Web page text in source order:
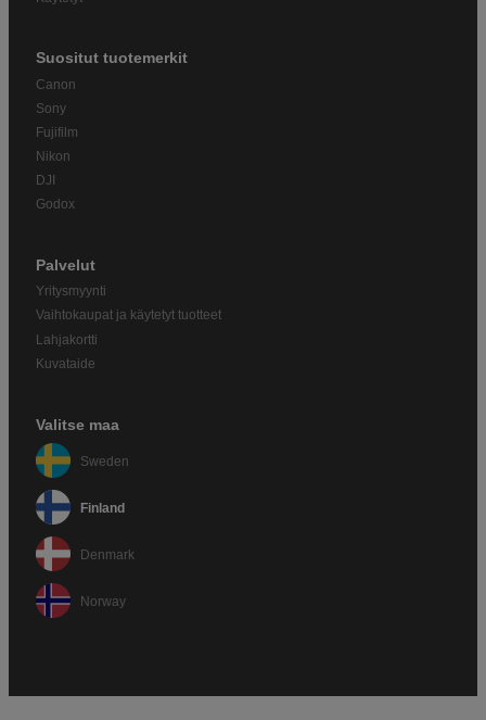
Suositut tuotemerkit
Canon
Sony
Fujifilm
Nikon
DJI
Godox
Palvelut
Yritysmyynti
Vaihtokaupat ja käytetyt tuotteet
Lahjakortti
Kuvataide
Valitse maa
Sweden
Finland
Denmark
Norway